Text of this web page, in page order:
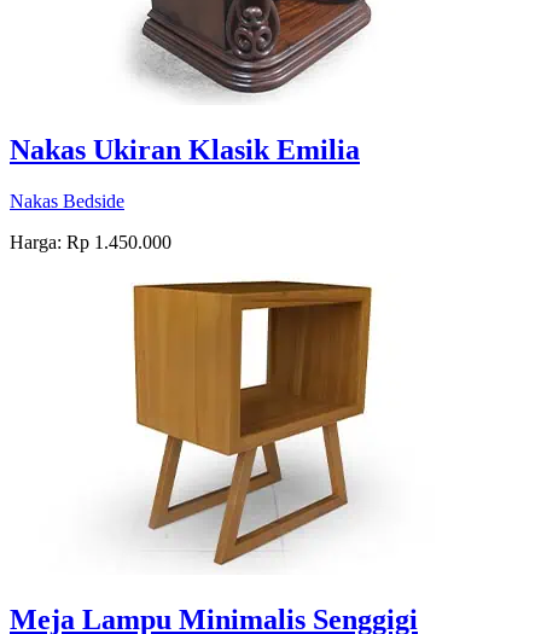
Nakas Ukiran Klasik Emilia
Nakas Bedside
Harga: Rp 1.450.000
Meja Lampu Minimalis Senggigi